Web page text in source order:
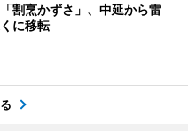
割烹かずさ」、中延から雷
に移転